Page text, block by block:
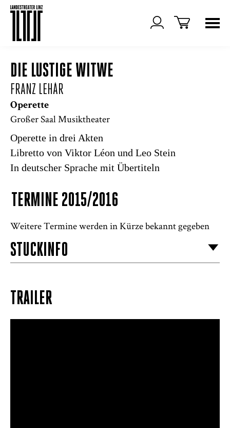
DIE LUSTIGE WITWE
FRANZ LEHÁR
Operette
Großer Saal Musiktheater
Operette in drei Akten
Libretto von Viktor Léon und Leo Stein
In deutscher Sprache mit Übertiteln
TERMINE 2015/2016
Weitere Termine werden in Kürze bekannt gegeben
STÜCKINFO
TRAILER